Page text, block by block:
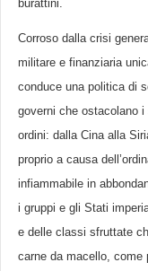
burattini.
Corroso dalla crisi
militare e finanziaria
conduce una politica di
governi che ostacolano
ordini: dalla Cina alla
proprio a causa
infiammabile in
i gruppi e gli Stati
e delle classi sfruttate
carne da macello, come